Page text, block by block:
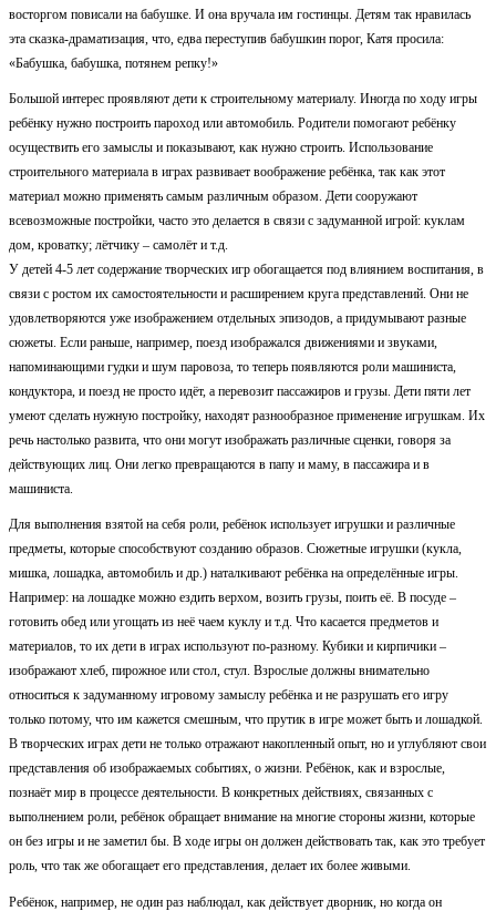
восторгом повисали на бабушке. И она вручала им гостинцы. Детям так нравилась
эта сказка-драматизация, что, едва переступив бабушкин порог, Катя просила:
«Бабушка, бабушка, потянем репку!»
Большой интерес проявляют дети к строительному материалу. Иногда по ходу игры
ребёнку нужно построить пароход или автомобиль. Родители помогают ребёнку
осуществить его замыслы и показывают, как нужно строить. Использование
строительного материала в играх развивает воображение ребёнка, так как этот
материал можно применять самым различным образом. Дети сооружают
всевозможные постройки, часто это делается в связи с задуманной игрой: куклам
дом, кроватку; лётчику – самолёт и т.д.
У детей 4-5 лет содержание творческих игр обогащается под влиянием воспитания, в
связи с ростом их самостоятельности и расширением круга представлений. Они не
удовлетворяются уже изображением отдельных эпизодов, а придумывают разные
сюжеты. Если раньше, например, поезд изображался движениями и звуками,
напоминающими гудки и шум паровоза, то теперь появляются роли машиниста,
кондуктора, и поезд не просто идёт, а перевозит пассажиров и грузы. Дети пяти лет
умеют сделать нужную постройку, находят разнообразное применение игрушкам. Их
речь настолько развита, что они могут изображать различные сценки, говоря за
действующих лиц. Они легко превращаются в папу и маму, в пассажира и в
машиниста.
Для выполнения взятой на себя роли, ребёнок использует игрушки и различные
предметы, которые способствуют созданию образов. Сюжетные игрушки (кукла,
мишка, лошадка, автомобиль и др.) наталкивают ребёнка на определённые игры.
Например: на лошадке можно ездить верхом, возить грузы, поить её. В посуде –
готовить обед или угощать из неё чаем куклу и т.д. Что касается предметов и
материалов, то их дети в играх используют по-разному. Кубики и кирпичики –
изображают хлеб, пирожное или стол, стул. Взрослые должны внимательно
относиться к задуманному игровому замыслу ребёнка и не разрушать его игру
только потому, что им кажется смешным, что прутик в игре может быть и лошадкой.
В творческих играх дети не только отражают накопленный опыт, но и углубляют свои
представления об изображаемых событиях, о жизни. Ребёнок, как и взрослые,
познаёт мир в процессе деятельности. В конкретных действиях, связанных с
выполнением роли, ребёнок обращает внимание на многие стороны жизни, которые
он без игры и не заметил бы. В ходе игры он должен действовать так, как это требует
роль, что так же обогащает его представления, делает их более живыми.
Ребёнок, например, не один раз наблюдал, как действует дворник, но когда он